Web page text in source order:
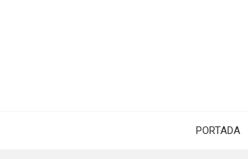
PORTADA